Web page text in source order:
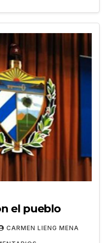
el pueblo
CARMEN LIENG MENA